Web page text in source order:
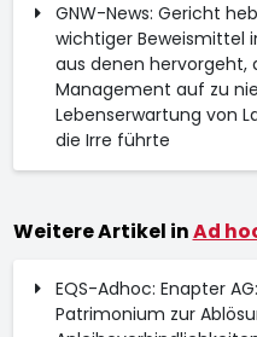
GNW-News: Gericht
wichtiger Beweismittel
aus denen hervorgeht,
Management auf zu
Lebenserwartung von
die Irre führte
Weitere Artikel inAd
EQS-Adhoc: Enapter
Patrimonium zur